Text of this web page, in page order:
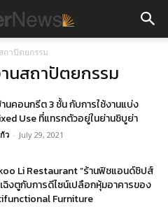
ถาปัตยกรรม
นสถาปัตยกรรม
นคอนกรีต 3 ชั้น กับการใช้งานแบ่ง
Use ที่แทรกตัวอยู่ในย่านชิบูย่า
ว - July 29, 2021
Li Restaurant ”ร้านฟิชแอนด์ชิปส์
ฉิงตูกับการดีไซน์เปลือกหุ้มอาคารของ
Furniture